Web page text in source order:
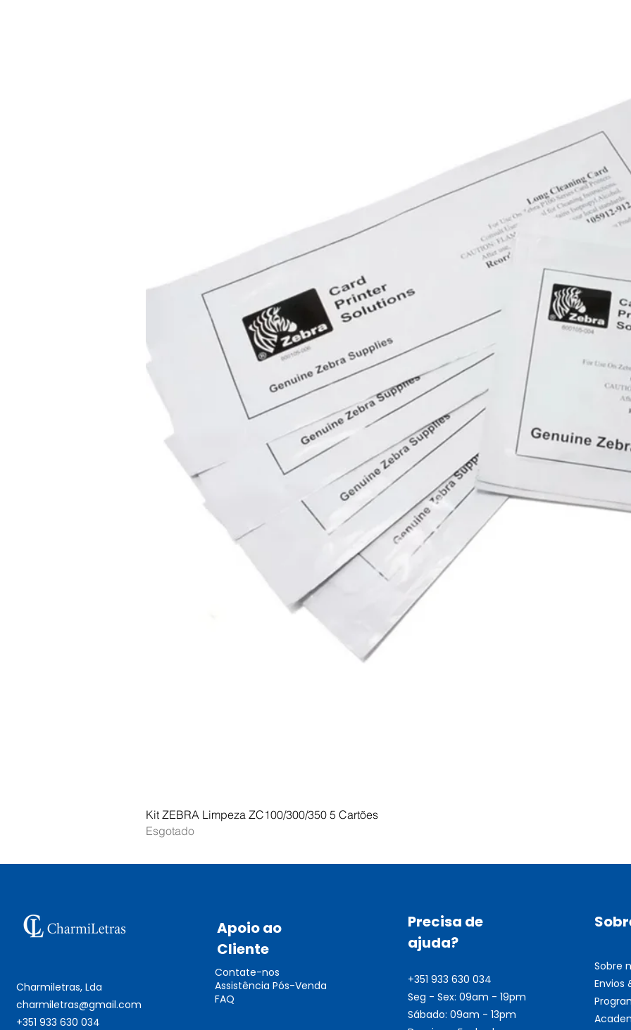
Kit ZEBRA Limpeza ZC100/300/350 5 Cartões
Esgotado
Charmiletras, Lda
charmiletras@gmail.com
+351 933 630 034
Apoio ao
Cliente
Contate-nos
Assistência Pós-Venda
FAQ
Precisa de
ajuda?
+351 933 630 034
Seg - Sex: 09am - 19pm
Sábado: 09am - 13pm
Sobre
Envios